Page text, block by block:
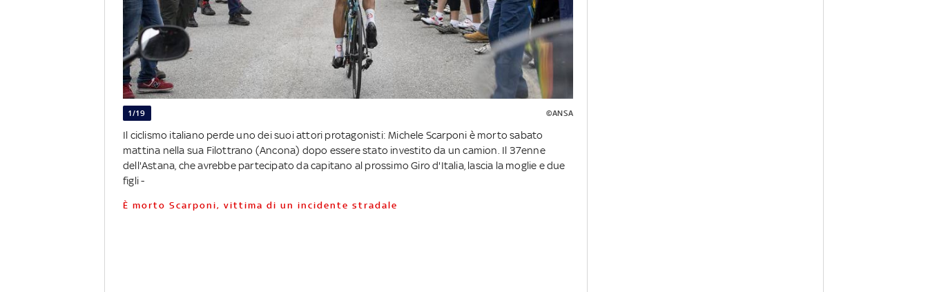
1/19 ©ANSA
Il ciclismo italiano perde uno dei suoi attori protagonisti: Michele Scarponi è morto sabato
mattina nella sua Filottrano (Ancona) dopo essere stato investito da un camion. Il 37enne
dell'Astana, che avrebbe partecipato da capitano al prossimo Giro d'Italia, lascia la moglie e due
figli -
È morto Scarponi, vittima di un incidente stradale